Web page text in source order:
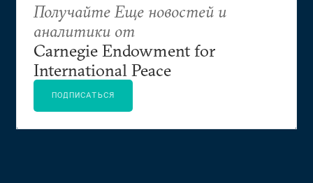
Получайте Еще новостей и
аналитики от
Carnegie Endowment for
International Peace
ПОДПИСАТЬСЯ